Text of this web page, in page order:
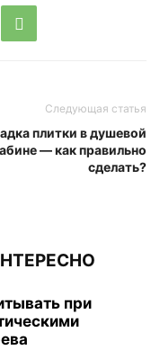
Следующая статья
плитки в душевой
— как правильно
сделать?
при